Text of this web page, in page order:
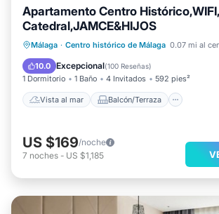
Apartamento Centro Histórico,WIFI,
Catedral,JAMCE&HIJOS
Málaga · Centro histórico de Málaga 0.07 mi al
10.0 Excepcional(100 Reseñas)
1 Dormitorio 1 Baño 4 Invitados 592 pies²
Vista al mar Balcón/Terraza
Vista al mar
Balcón/Terraza
Vistas
Cocina
US $169/noche
7 noches - US $1,185